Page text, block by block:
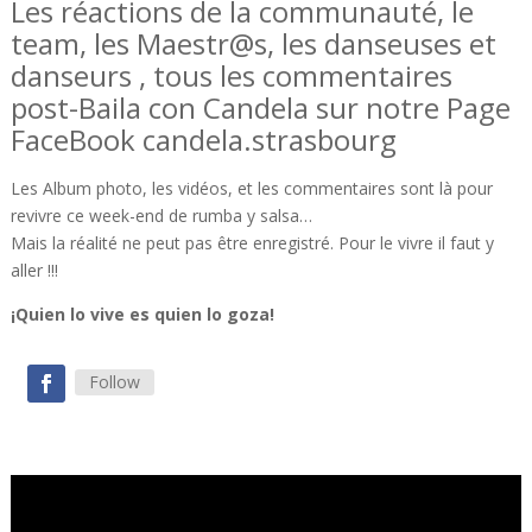
Les réactions de la communauté, le
team, les Maestr@s, les danseuses et
danseurs , tous les commentaires
post-Baila con Candela sur notre Page
FaceBook candela.strasbourg
Les Album photo, les vidéos, et les commentaires sont là pour
revivre ce week-end de rumba y salsa…
Mais la réalité ne peut pas être enregistré. Pour le vivre il faut y
aller !!!
¡Quien lo vive es quien lo goza!
Follow